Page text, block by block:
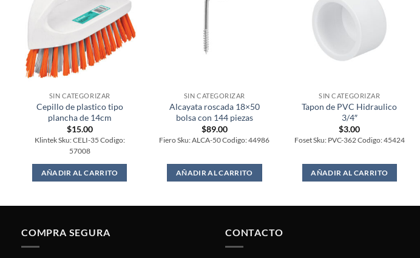
SIN CATEGORIZAR
Cepillo de plastico tipo
plancha de 14cm
$15.00
Klintek Sku: CELI-35 Codigo:
57008
AÑADIR AL CARRITO
SIN CATEGORIZAR
Alcayata roscada 18×50
bolsa con 144 piezas
$89.00
Fiero Sku: ALCA-50 Codigo: 44986
AÑADIR AL CARRITO
SIN CATEGORIZAR
Tapon de PVC Hidraulico
3/4″
$3.00
Foset Sku: PVC-362 Codigo: 45424
AÑADIR AL CARRITO
COMPRA SEGURA CONTACTO